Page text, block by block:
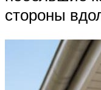
стороны